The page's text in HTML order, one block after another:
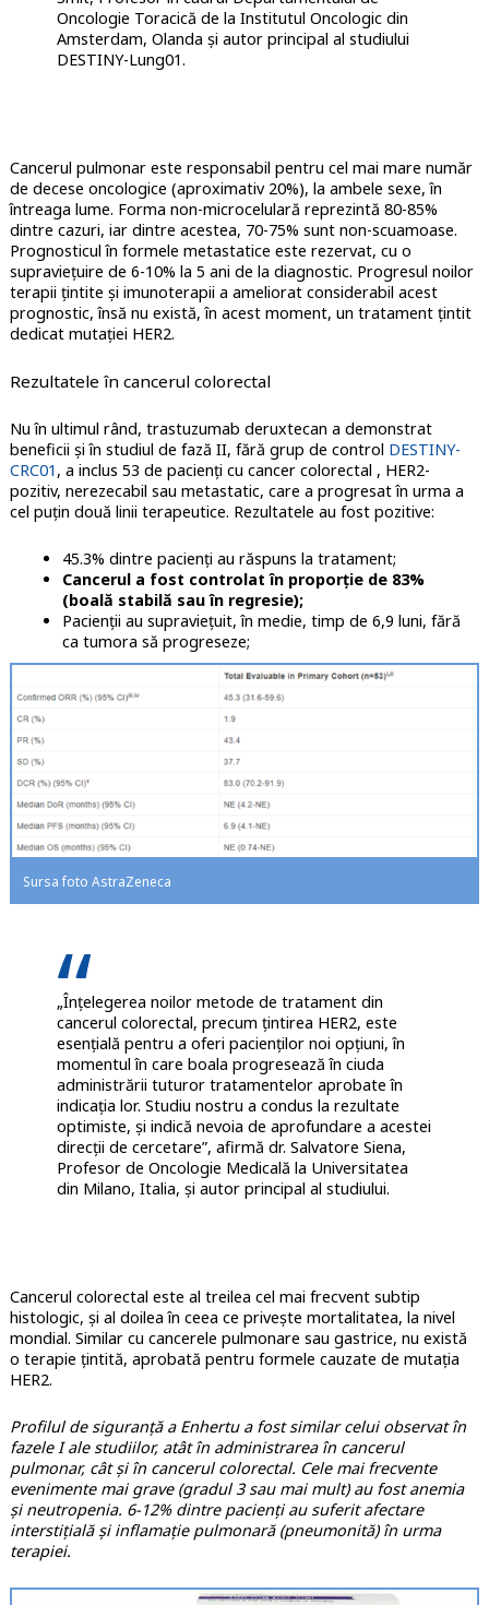
Oncologie Toracică de la Institutul Oncologic din
Amsterdam, Olanda și autor principal al studiului
DESTINY-Lung01.
Cancerul pulmonar este responsabil pentru cel mai mare număr
de decese oncologice (aproximativ 20%), la ambele sexe, în
întreaga lume. Forma non-microcelulară reprezintă 80-85%
dintre cazuri, iar dintre acestea, 70-75% sunt non-scuamoase.
Prognosticul în formele metastatice este rezervat, cu o
supraviețuire de 6-10% la 5 ani de la diagnostic. Progresul noilor
terapii țintite și imunoterapii a ameliorat considerabil acest
prognostic, însă nu există, în acest moment, un tratament țintit
dedicat mutației HER2.
Rezultatele în cancerul colorectal
Nu în ultimul rând, trastuzumab deruxtecan a demonstrat
beneficii și în studiul de fază II, fără grup de control DESTINY-
CRC01 , a inclus 53 de pacienți cu cancer colorectal , HER2-
pozitiv, nerezecabil sau metastatic, care a progresat în urma a
cel puțin două linii terapeutice. Rezultatele au fost pozitive:
45.3% dintre pacienți au răspuns la tratament;
Cancerul a fost controlat în proporție de 83%
(boală stabilă sau în regresie);
Pacienții au supraviețuit, în medie, timp de 6,9 luni, fără
ca tumora să progreseze;
Sursa foto AstraZeneca
„Înțelegerea noilor metode de tratament din
cancerul colorectal, precum țintirea HER2, este
esențială pentru a oferi pacienților noi opțiuni, în
momentul în care boala progresează în ciuda
administrării tuturor tratamentelor aprobate în
indicația lor. Studiu nostru a condus la rezultate
optimiste, și indică nevoia de aprofundare a acestei
direcții de cercetare”, afirmă dr. Salvatore Siena,
Profesor de Oncologie Medicală la Universitatea
din Milano, Italia, și autor principal al studiului.
Cancerul colorectal este al treilea cel mai frecvent subtip
histologic, și al doilea în ceea ce privește mortalitatea, la nivel
mondial. Similar cu cancerele pulmonare sau gastrice, nu există
o terapie țintită, aprobată pentru formele cauzate de mutația
HER2.
Profilul de siguranță a Enhertu a fost similar celui observat în
fazele I ale studiilor, atât în administrarea în cancerul
pulmonar, cât și în cancerul colorectal. Cele mai frecvente
evenimente mai grave (gradul 3 sau mai mult) au fost anemia
și neutropenia. 6-12% dintre pacienți au suferit afectare
interstițială și inflamație pulmonară (pneumonită) în urma
terapiei.